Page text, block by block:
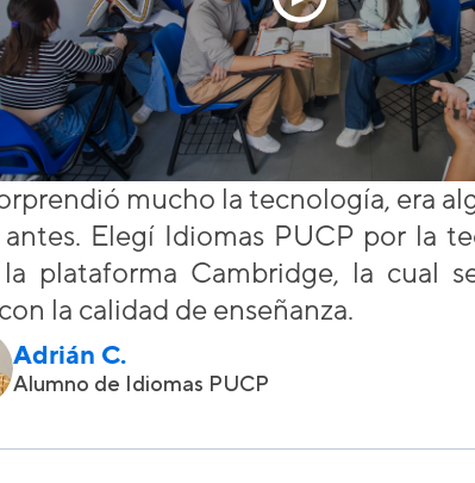
mucho la tecnología, era
Elegí Idiomas PUCP por la
plataforma Cambridge, la cual
la calidad de enseñanza.
Adrián C.
Alumno de Idiomas PUCP